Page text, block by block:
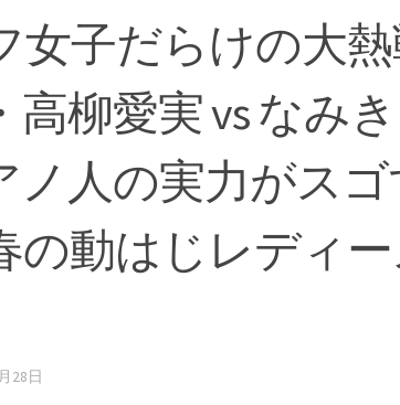
女子だらけの大
高柳愛実 vs なみ
人の実力がスゴ
の動はじレディ
28日